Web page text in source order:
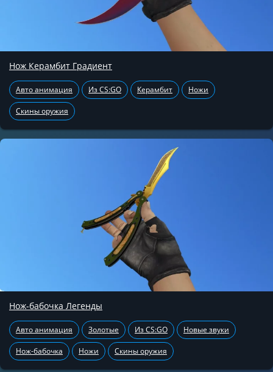
Нож Керамбит Градиент
Авто анимация Из CS:GO Керамбит Ножи
Скины оружия
Нож-бабочка Легенды
Авто анимация Золотые Из CS:GO Новые звуки
Нож-бабочка Ножи Скины оружия